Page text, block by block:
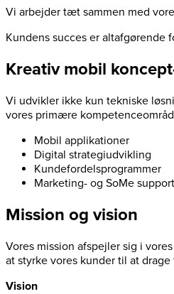
Vi arbejder tæt sammen med
Kundens succes er
Kreativ mobil
Vi udvikler ikke kun tekniske
vores primære
Mobil applikationer
Digital strategiudvikling
Kundefordelsprogrammer
Marketing- og SoMe support
Mission og vision
Vores mission afspejler sig i
at styrke vores kunder til at
Vision